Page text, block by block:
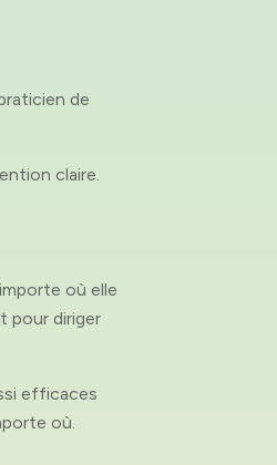
de
claire.
où elle
pour diriger
efficaces
où.